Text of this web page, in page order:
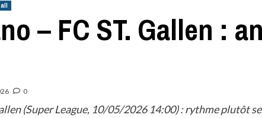
– FC ST. Gallen :
0
(Super League, 10/05/2026 14:00) : rythme plutôt